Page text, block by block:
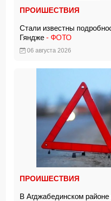
ПРОИШЕСТВИЯ
Стали известны
Гяндже - ФОТО
06 августа 2026
ПРОИШЕСТВИЯ
В Агджабединском